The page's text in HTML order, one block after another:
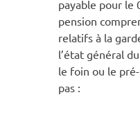
payable pour le
pension
relatifs à la
l’état général
le foin ou le
pas :